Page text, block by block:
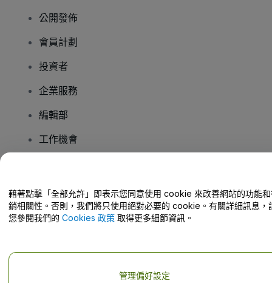
公開發佈
會員計劃
投資者
企業服務
編輯部
工作機會
幫助中心 / 聯絡我們
藉著點擊「全部允許」即表示您同意使用 cookie 來改善網站的功能
銷相關性。否則，我們將只使用絕對必要的 cookie。有關詳細訊息，
您參閱我們的 Cookies 政策 取得更多細節資訊。
管理偏好設定